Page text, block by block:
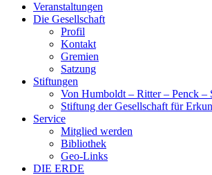
Veranstaltungen
Die Gesellschaft
Profil
Kontakt
Gremien
Satzung
Stiftungen
Von Humboldt – Ritter – Penck –
Stiftung der Gesellschaft für
Service
Mitglied werden
Bibliothek
Geo-Links
DIE ERDE